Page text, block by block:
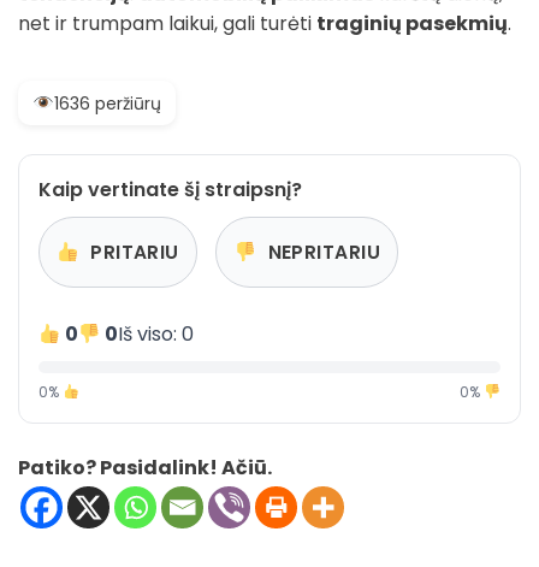
net ir trumpam laikui, gali turėti traginių pasekmių.
1636 peržiūrų
Kaip vertinate šį straipsnį?
PRITARIU NEPRITARIU
0 0Iš viso: 0
0% 0%
Patiko? Pasidalink! Ačiū.